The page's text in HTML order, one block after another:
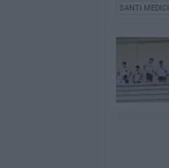
SANTI MEDICI